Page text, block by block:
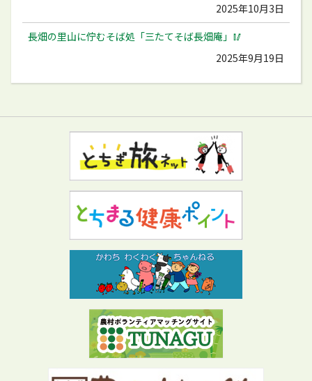
2025年10月3日
長畑の里山に佇むそば処「三たてそば長畑庵」🥢
2025年9月19日